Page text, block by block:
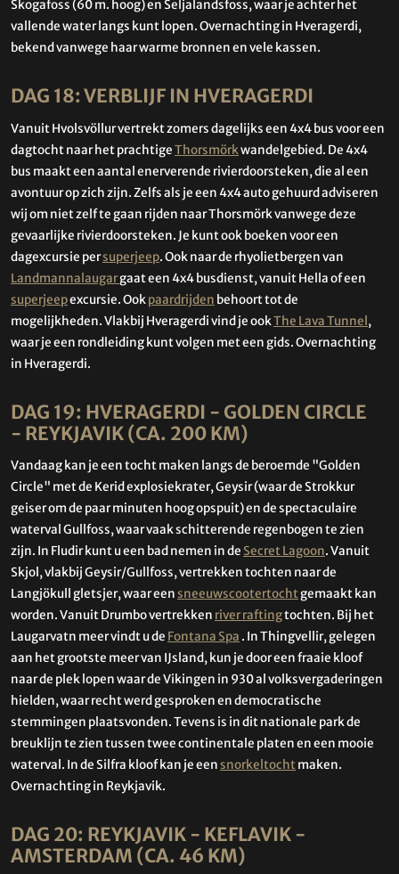
Skogafoss (60 m. hoog) en Seljalandsfoss, waar je achter het
vallende water langs kunt lopen. Overnachting in Hveragerdi,
bekend vanwege haar warme bronnen en vele kassen.
DAG 18: VERBLIJF IN HVERAGERDI
Vanuit Hvolsvöllur vertrekt zomers dagelijks een 4x4 bus voor een
dagtocht naar het prachtigeThorsmörkwandelgebied. De 4x4
bus maakt een aantal enerverende rivierdoorsteken, die al een
avontuur op zich zijn. Zelfs als je een 4x4 auto gehuurd adviseren
wij om niet zelf te gaan rijden naar Thorsmörk vanwege deze
gevaarlijke rivierdoorsteken. Je kunt ook boeken voor een
dagexcursie persuperjeep. Ook naar de rhyolietbergen van
Landmannalaugargaat een 4x4 busdienst, vanuit Hella of een
superjeepexcursie. Ookpaardrijden behoort tot de
mogelijkheden. Vlakbij Hveragerdi vind je ookThe Lava Tunnel ,
waar je een rondleiding kunt volgen met een gids. Overnachting
in Hveragerdi.
DAG 19: HVERAGERDI - GOLDEN CIRCLE
- REYKJAVIK (CA. 200 KM)
Vandaag kan je een tocht maken langs de beroemde "Golden
Circle" met de Kerid explosiekrater, Geysir (waar de Strokkur
geiser om de paar minuten hoog opspuit) en de spectaculaire
waterval Gullfoss, waar vaak schitterende regenbogen te zien
zijn. In Fludir kunt u een bad nemen in de Secret Lagoon. Vanuit
Skjol, vlakbij Geysir/Gullfoss, vertrekken tochten naar de
Langjökull gletsjer, waar eensneeuwscootertochtgemaakt kan
worden. Vanuit Drumbo vertrekken river raftingtochten. Bij het
Laugarvatn meer vindt u de Fontana Spa . In Thingvellir, gelegen
aan het grootste meer van IJsland, kun je door een fraaie kloof
naar de plek lopen waar de Vikingen in 930 al volksvergaderingen
hielden, waar recht werd gesproken en democratische
stemmingen plaatsvonden. Tevens is in dit nationale park de
breuklijn te zien tussen twee continentale platen en een mooie
waterval. In de Silfra kloof kan je eensnorkeltochtmaken.
Overnachting in Reykjavik.
DAG 20: REYKJAVIK - KEFLAVIK -
AMSTERDAM (CA. 46 KM)